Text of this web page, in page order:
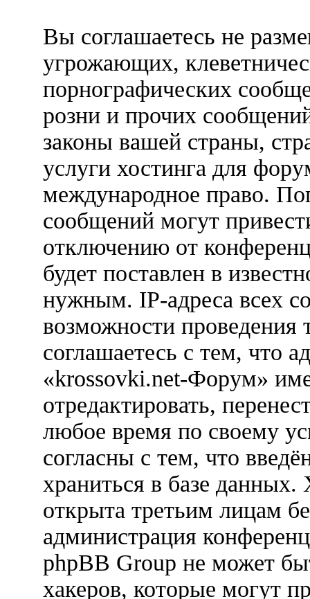
Вы соглашаетесь не
угрожающих,
порнографических
розни и прочих
законы вашей страны,
услуги хостинга для
международное право.
сообщений могут
отключению от
будет поставлен в
нужным. IP-адреса всех
возможности
соглашаетесь с тем, что
«krossovki.net-Форум»
отредактировать,
любое время по своему
согласны с тем, что
храниться в базе
открыта третьим лицам
администрация
phpBB Group не может
хакеров, которые могут